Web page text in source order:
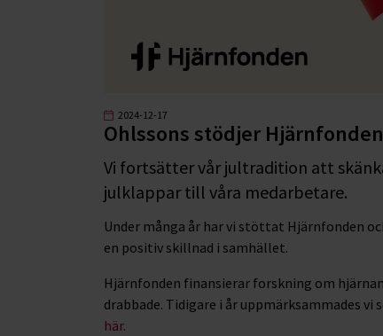
2024-12-17
Ohlssons stödjer Hjärnfonden
Vi fortsätter vår jultradition att
julklappar till våra medarbetare.
Under många år har vi stöttat Hjärnfonden
en positiv skillnad i samhället.
Hjärnfonden finansierar forskning om
drabbade. Tidigare i år uppmärksammades
här.